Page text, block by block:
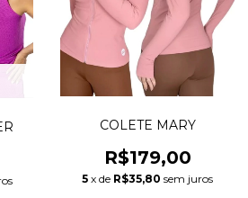
COLETE MARY
R$179,00
5 x de R$35,80 sem juros